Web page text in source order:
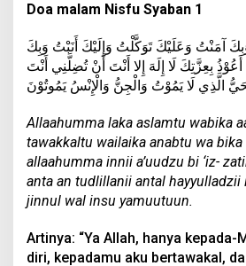
Doa malam Nisfu Syaban 1
آمَنْتُ وَعَلَيْكَ تَوَكَّلْتُ وَإِلَيْكَ أَنَبْتُ وَبِكَ
بِعِزَّتِكَ لَا إِلَهَ إِلا أَنْتَ أَنْ تُضِلَّنِي أَنْتَ
الَّذِي لَا يَمُوْتُ وَالْجِنُّ وَالْإِنْسُ يَمُوتُوْنَ
Allaahumma laka aslamtu wabika
tawakkaltu wailaika anabtu wa bika
allaahumma innii a’uudzu bi ‘iz-
anta an tudlillanii antal hayyulladzii
jinnul wal insu yamuutuun.
Artinya: “Ya Allah, hanya kepada-
diri, kepadamu aku bertawakal,